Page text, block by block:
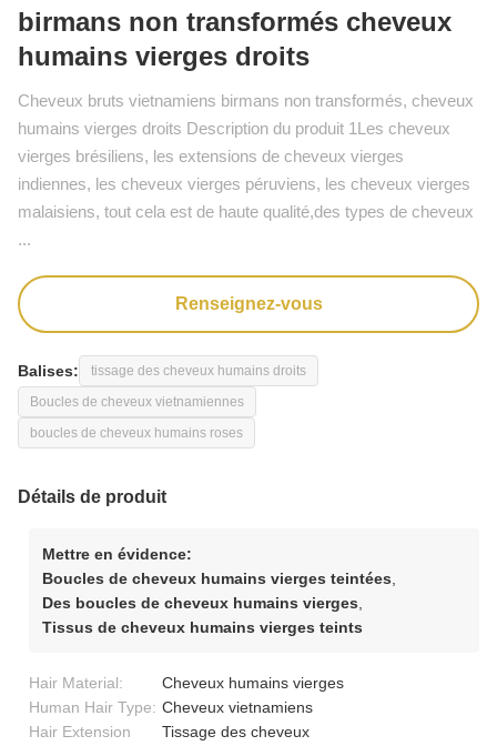
birmans non transformés cheveux
humains vierges droits
Cheveux bruts vietnamiens birmans non transformés, cheveux
humains vierges droits Description du produit 1Les cheveux
vierges brésiliens, les extensions de cheveux vierges
indiennes, les cheveux vierges péruviens, les cheveux vierges
malaisiens, tout cela est de haute qualité,des types de cheveux
...
Renseignez-vous
Balises:
tissage des cheveux humains droits
Boucles de cheveux vietnamiennes
boucles de cheveux humains roses
Détails de produit
Mettre en évidence:
Boucles de cheveux humains vierges teintées
Des boucles de cheveux humains vierges
Tissus de cheveux humains vierges teints
Hair Material:
Cheveux humains vierges
Human Hair Type: Cheveux vietnamiens
Hair Extension
Tissage des cheveux